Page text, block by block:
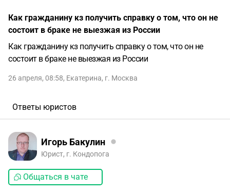
Как гражданину кз получить справку о том, что он не
состоит в браке не выезжая из России
Как гражданину кз получить справку о том, что он не
состоит в браке не выезжая из России
26 апреля, 08:58, Екатерина, г. Москва
Ответы юристов
Игорь Бакулин
Юрист, г. Кондопога
Общаться в чате